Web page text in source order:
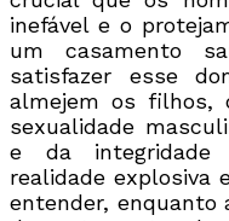
inefável e o
um casamento
satisfazer esse
almejem os filhos,
sexualidade
e da
realidade explosiva
entender, enquanto